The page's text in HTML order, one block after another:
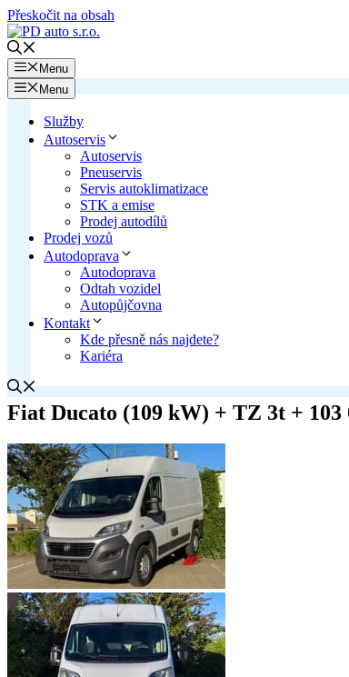
Přeskočit na obsah
Menu
Menu
Služby
Autoservis
Autoservis
Pneuservis
Servis autoklimatizace
STK a emise
Prodej autodílů
Prodej vozů
Autodoprava
Autodoprava
Odtah vozidel
Autopůjčovna
Kontakt
Kde přesně nás najdete?
Kariéra
Fiat Ducato (109 kW) + TZ 3t +